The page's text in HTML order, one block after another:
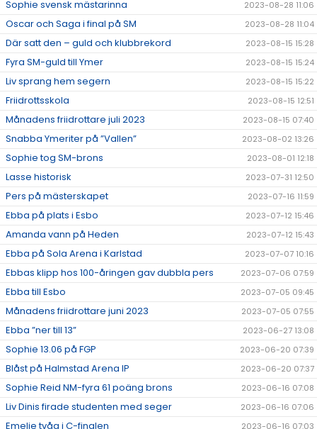
Sophie svensk mästarinna 2023-08-28 11:06
Oscar och Saga i final på SM 2023-08-28 11:04
Där satt den – guld och klubbrekord 2023-08-15 15:28
Fyra SM-guld till Ymer 2023-08-15 15:24
Liv sprang hem segern 2023-08-15 15:22
Friidrottsskola 2023-08-15 12:51
Månadens friidrottare juli 2023 2023-08-15 07:40
Snabba Ymeriter på ”Vallen” 2023-08-02 13:26
Sophie tog SM-brons 2023-08-01 12:18
Lasse historisk 2023-07-31 12:50
Pers på mästerskapet 2023-07-16 11:59
Ebba på plats i Esbo 2023-07-12 15:46
Amanda vann på Heden 2023-07-12 15:43
Ebba på Sola Arena i Karlstad 2023-07-07 10:16
Ebbas klipp hos 100-åringen gav dubbla pers 2023-07-06 07:59
Ebba till Esbo 2023-07-05 09:45
Månadens friidrottare juni 2023 2023-07-05 07:55
Ebba ”ner till 13” 2023-06-27 13:08
Sophie 13.06 på FGP 2023-06-20 07:39
Blåst på Halmstad Arena IP 2023-06-20 07:37
Sophie Reid NM-fyra 61 poäng brons 2023-06-16 07:08
Liv Dinis firade studenten med seger 2023-06-16 07:06
Emelie tvåa i C-finalen 2023-06-16 07:03